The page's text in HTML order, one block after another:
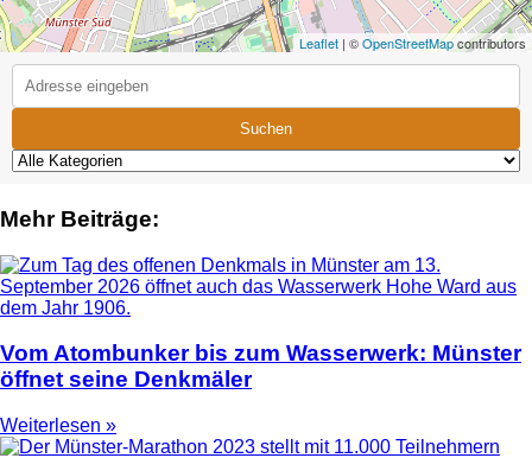
Leaflet | ©OpenStreetMapcontributors
Suchen
Mehr Beiträge:
Vom Atombunker bis zum Wasserwerk: Münster
öffnet seine Denkmäler
Weiterlesen »